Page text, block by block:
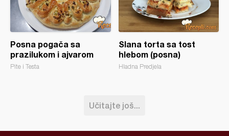
Posna pogača sa
prazilukom i ajvarom
Pite i Testa
Slana torta sa tost
hlebom (posna)
Hladna Predjela
Učitajte još...